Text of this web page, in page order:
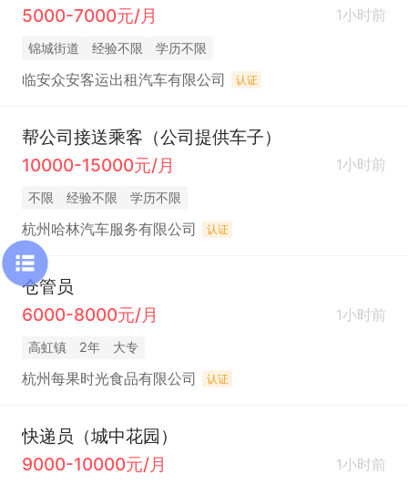
5000-7000元/月
1小时前
锦城街道 经验不限 学历不限
临安众安客运出租汽车有限公司 认证
帮公司接送乘客（公司提供车子）
10000-15000元/月
1小时前
不限 经验不限 学历不限
杭州哈林汽车服务有限公司 认证
仓管员
6000-8000元/月
1小时前
高虹镇 2年 大专
杭州每果时光食品有限公司 认证
快递员（城中花园）
9000-10000元/月
1小时前